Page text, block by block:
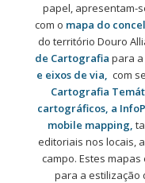
papel, apresentam-
com o mapa do
do território Douro
de Cartografia para
e eixos de via, com
Cartografia
cartográficos, a
mobile mapping,
editoriais nos locais,
campo. Estes
para a estilização